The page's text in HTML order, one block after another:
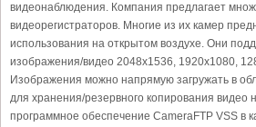
видеонаблюдения. Компания предлагает
видеорегистраторов. Многие из их камер
использования на открытом воздухе. Они
изображения/видео 2048x1536, 1920x1080,
Изображения можно напрямую загружать в
для хранения/резервного копирования видео
программное обеспечение CameraFTP VSS в